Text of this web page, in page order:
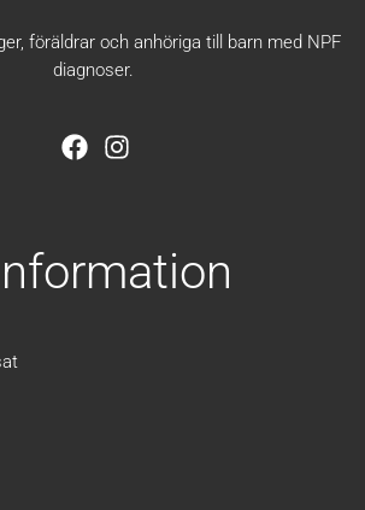
föräldrar och anhöriga till barn med NPF
diagnoser.
F
o
I
g